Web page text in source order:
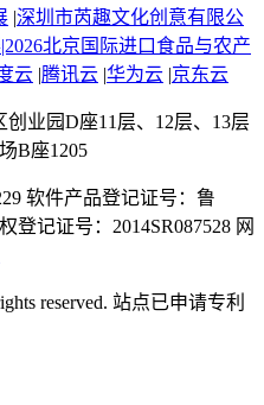
|深圳市芮趣文化创意有限公
北京国际进口食品与农产
云 |腾讯云 |华为云 |京东云
业园D座11层、12层、13层
B座1205
软件产品登记证号：鲁
登记证号：2014SR087528 网
reserved. 站点已申请专利